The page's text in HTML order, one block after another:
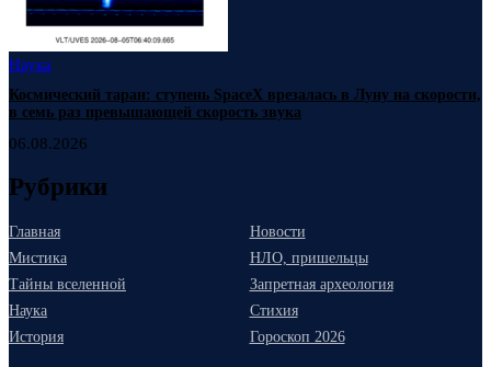
Наука
Космический таран: ступень SpaceX врезалась в Луну на скорости,
в семь раз превышающей скорость звука
06.08.2026
Рубрики
Главная
Новости
Мистика
НЛО, пришельцы
Тайны вселенной
Запретная археология
Наука
Стихия
История
Гороскоп 2026